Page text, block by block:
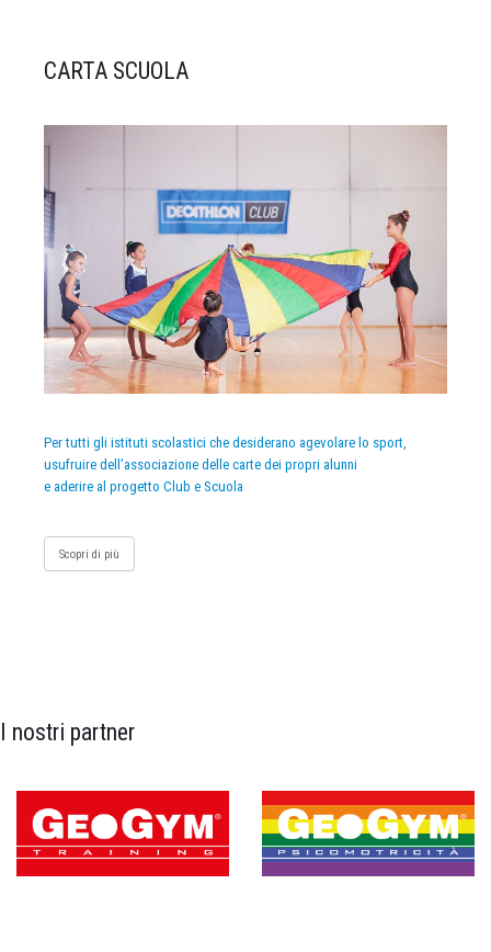
CARTA SCUOLA
Per tutti gli istituti scolastici che desiderano agevolare lo sport,
usufruire dell’associazione delle carte dei propri alunni
e aderire al progetto Club e Scuola
Scopri di più
I nostri partner